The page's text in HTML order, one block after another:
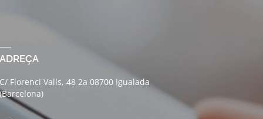
Florenci Valls, 48 2a 08700 Igualada